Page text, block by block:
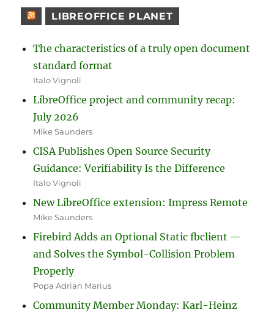
LIBREOFFICE PLANET
The characteristics of a truly open document
standard format
Italo Vignoli
LibreOffice project and community recap:
July 2026
Mike Saunders
CISA Publishes Open Source Security
Guidance: Verifiability Is the Difference
Italo Vignoli
New LibreOffice extension: Impress Remote
Mike Saunders
Firebird Adds an Optional Static fbclient —
and Solves the Symbol-Collision Problem
Properly
Popa Adrian Marius
Community Member Monday: Karl-Heinz